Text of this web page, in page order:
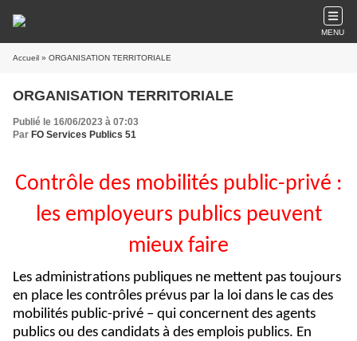
MENU
Accueil » ORGANISATION TERRITORIALE
ORGANISATION TERRITORIALE
Publié le 16/06/2023 à 07:03
Par FO Services Publics 51
Contrôle des mobilités public-privé :
les employeurs publics peuvent
mieux faire
Les administrations publiques ne mettent pas toujours
en place les contrôles prévus par la loi dans le cas des
mobilités public-privé – qui concernent des agents
publics ou des candidats à des emplois publics. En